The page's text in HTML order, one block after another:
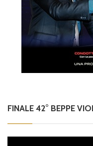
FINALE 42° BEPPE